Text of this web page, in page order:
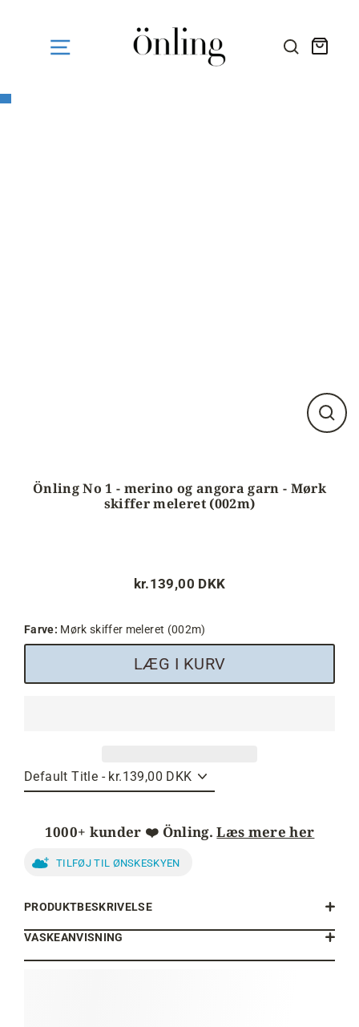
SØG HER
Luk
Önling No 1 - merino og angora garn - Mørk
skiffer meleret (002m)
Normalpris
kr.139,00 DKK
Farve: Mørk skiffer meleret (002m)
LÆG I KURV
1000+ kunder ❤️ Önling.Læs mere her
TILFØJ TIL ØNSKESKYEN
PRODUKTBESKRIVELSE
VASKEANVISNING